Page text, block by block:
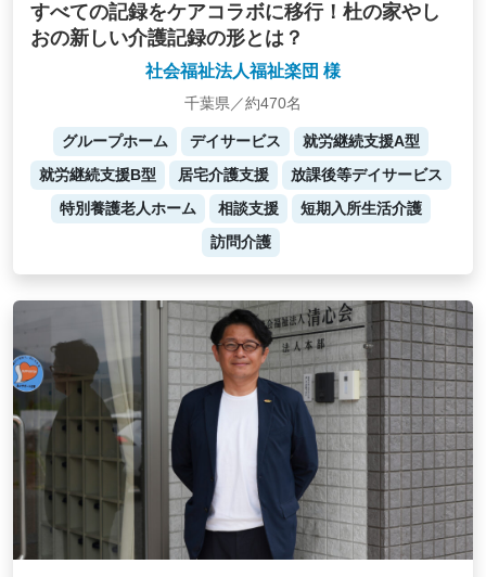
すべての記録をケアコラボに移行！杜の家やし
おの新しい介護記録の形とは？
社会福祉法人福祉楽団 様
千葉県／約470名
グループホーム デイサービス
就労継続支援A型
就労継続支援B型
居宅介護支援
放課後等デイサービス
特別養護老人ホーム
相談支援
短期入所生活介護
訪問介護